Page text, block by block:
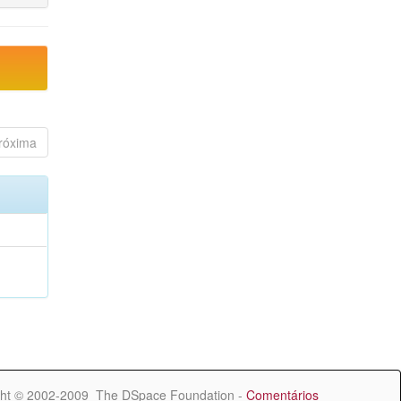
© 2002-2009 The DSpace Foundation - Comentários